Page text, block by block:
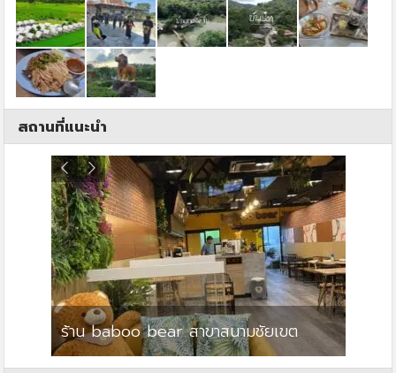
สถานที่แนะนำ
ร้าน baboo bear สาขาสนามชัยเขต